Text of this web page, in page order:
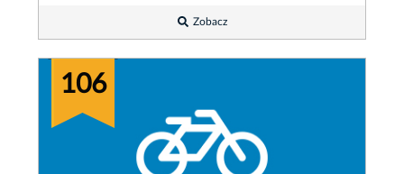
Zobacz
106